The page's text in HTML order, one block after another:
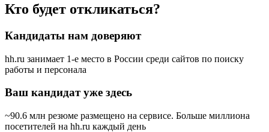
Кто будет откликаться?
Кандидаты нам доверяют
hh.ru занимает 1-е место в России среди сайтов по поиску
работы и персонала
Ваш кандидат уже здесь
~90.6 млн резюме размещено на сервисе. Больше миллиона
посетителей на hh.ru каждый день